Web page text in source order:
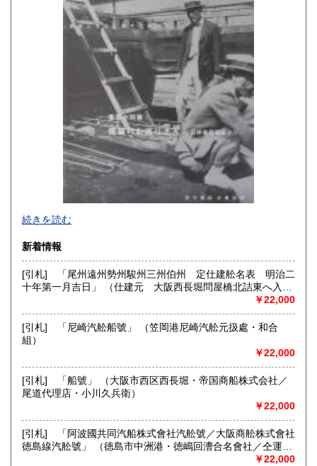
1,400円 大分県
1,400円 鹿児島県
2,070円
【お盆期間の営業につきまして】 8月14日(金)から8月18日
(火)の間は休業とさせて頂きます。ご注文等に関する御対応
は19日(水)からとなります。何卒ご了承下さい。
続きを読む
新着情報
[引札] 「尾州遠州勢州駿州三州伯州 定仕建舩名表 明治二
十年第一月吉日」 （仕建元 大阪西長堀問屋橋北詰東へ入・
￥22,000
[引札] 「尼崎汽舩船號」 （笠岡港尼崎汽舩元扱處・和合
組）
￥22,000
[引札] 「船號」 （大阪市西区西長堀・帝国商船株式会社／
尾道代理店・小川久兵衛）
￥22,000
[引札] 「阿波國共同汽船株式會社汽舩號／大阪商舩株式會社
徳島線汽舩號」 （徳島市中洲港・徳嶋回漕合名會社／仝運輸
￥22,000